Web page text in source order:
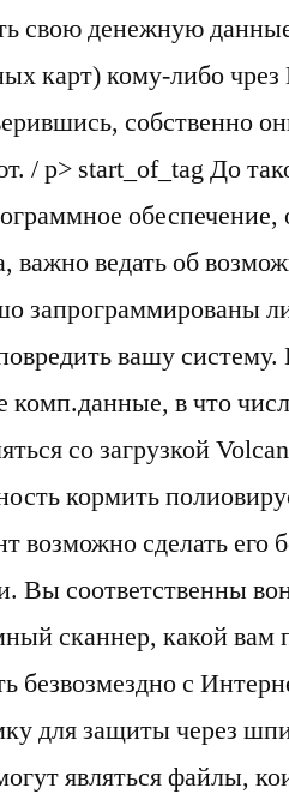
свою денежную
карт) кому-либо
собственно
/ p> start_of_tag До
обеспечение,
важно ведать об
запрограммированы
вашу
комп.данные, в что
со загрузкой
кормить
возможно сделать
Вы соответственны
сканнер, какой вам
безвозмездно с
для защиты через
являться файлы,